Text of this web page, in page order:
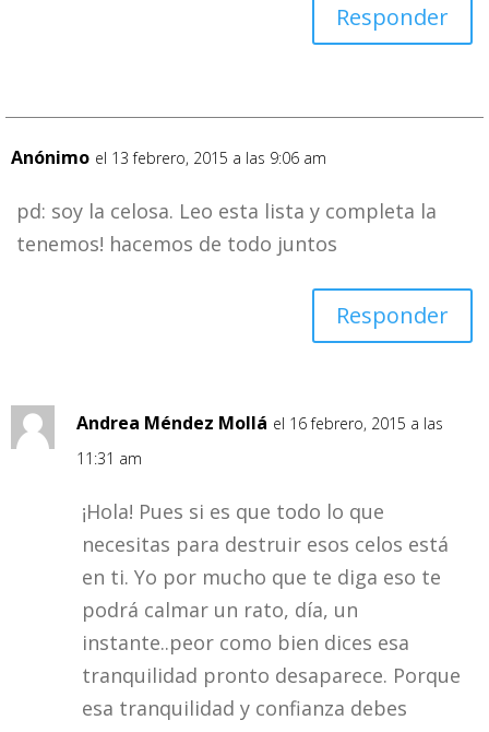
Responder
Anónimo el 13 febrero, 2015 a las 9:06 am
pd: soy la celosa. Leo esta lista y completa la
tenemos! hacemos de todo juntos
Responder
Andrea Méndez Mollá el 16 febrero, 2015 a las
11:31 am
¡Hola! Pues si es que todo lo que
necesitas para destruir esos celos está
en ti. Yo por mucho que te diga eso te
podrá calmar un rato, día, un
instante..peor como bien dices esa
tranquilidad pronto desaparece. Porque
esa tranquilidad y confianza debes